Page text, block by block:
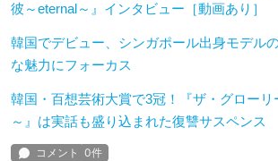
彼～eternal～』インタビュー［動画あり］
韓国でデビュー、シンガポール出身モデル
な魅力にフォーカス
韓国・百想芸術大賞で3冠！『ザ・グロー
～』は実話も盛り込まれた復讐サスペンス